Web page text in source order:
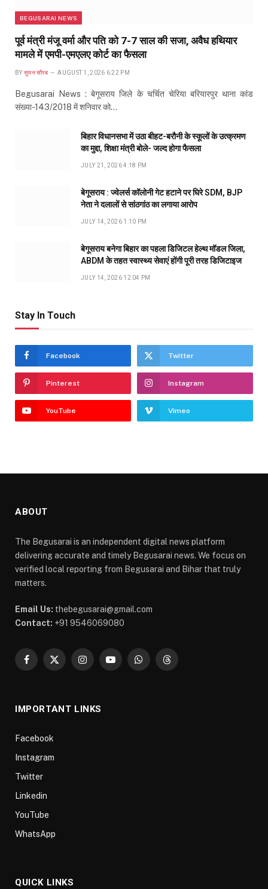
BEGUSARAI NEWS
पूर्व मंत्री मंजू वर्मा और पति को 7-7 साल की सजा, अवैध हथियार
मामले में एमपी-एमएलए कोर्ट का फैसला
BY सुमन सौरब AUGUST 1, 2026 6:22 PM
Begusarai News : बेगूसराय जिले के चर्चित चेरिया बरियारपुर थाना कांड
संख्या-143/2018 में शनिवार को…
बिहार विधानसभा में उठा बीहट-बरौनी के स्कूलों के उत्क्रमण
का मुद्दा, शिक्षा मंत्री बोले- जल्द होगा फैसला
JULY 21, 2026 4:18 PM
बेगूसराय : ज्वेलर्स कॉलोनी गेट हटाने पर घिरे SDM, BJP
नेता ने दलालों से सांठगांठ का लगाया आरोप
JULY 14, 2026 1:10 PM
बेगूसराय बनेगा बिहार का पहला डिजिटल हेल्थ मॉडल जिला,
ABDM के तहत स्वास्थ्य सेवाएं होंगी पूरी तरह डिजिटाइज
JULY 14, 2026 12:04 PM
Stay In Touch
Facebook Twitter
Pinterest Instagram
YouTube Vimeo
ABOUT
The Begusarai is an independent digital news platform
delivering accurate and timely Begusarai news. We focus on
verified local reporting from Begusarai and Bihar that truly
matters.
Email Us: thebegusarai@gmail.com
Contact: +91 9546069080
Facebook
X
InstagramYouTubeWhatsAppThreads
IMPORTANT LINKS
Facebook
Instagram
Twitter
Linkedin
YouTube
WhatsApp
QUICK LINKS